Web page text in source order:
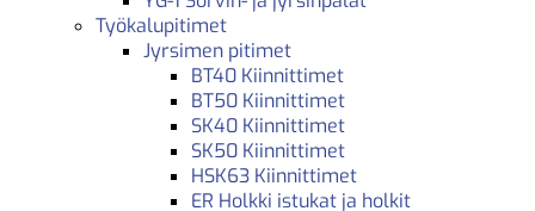
Työkalupitimet
Jyrsimen pitimet
BT40 Kiinnittimet
BT50 Kiinnittimet
SK40 Kiinnittimet
SK50 Kiinnittimet
HSK63 Kiinnittimet
ER Holkki istukat ja holkit